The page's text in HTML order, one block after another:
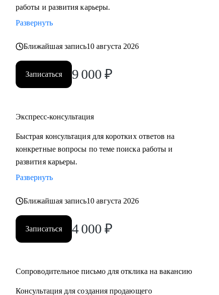
работы и развития карьеры.
Развернуть
Ближайшая запись10 августа 2026
Записаться 9 000 ₽
Экспресс-консультация
Быстрая консультация для коротких ответов на
конкретные вопросы по теме поиска работы и
развития карьеры.
Развернуть
Ближайшая запись10 августа 2026
Записаться 4 000 ₽
Сопроводительное письмо для отклика на вакансию
Консультация для создания продающего